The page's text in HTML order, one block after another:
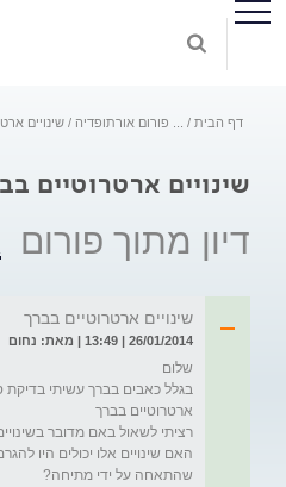
דף הבית פורום אורתופדיה שינויים
שינויים ארטרוטיים
דיון מתוך פורום
שינויים ארטרוטיים בברך
26/01/2014 | 13:49 | מאת: נחום
בגלל כאבים בברך עשיתי בדיקת
האם שינויים אלו יכולים היו